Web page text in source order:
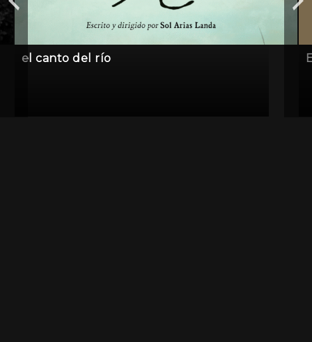
el canto del río